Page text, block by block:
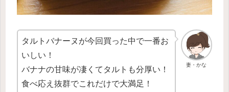
妻・かな
タルトバナーヌが今回買った中で一番お
いしい！
バナナの甘味が凄くてタルトも分厚い！
食べ応え抜群でこれだけで大満足！